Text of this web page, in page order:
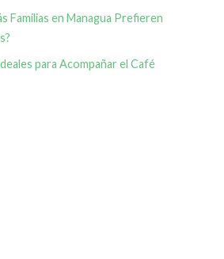
Familias en Managua Prefieren
para Acompañar el Café